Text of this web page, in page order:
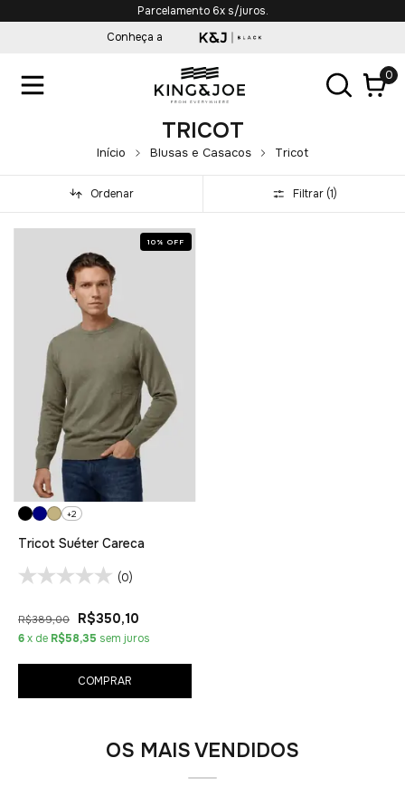
Frete Grátis em compras acima de
Conheça a
0
TRICOT
Início Blusas e Casacos Tricot
Ordenar Filtrar (1)
10 % OFF
+2
Tricot Suéter Careca
(0)
R$389,00 R$350,10
6x de R$58,35 sem juros
COMPRAR
OS MAIS VENDIDOS